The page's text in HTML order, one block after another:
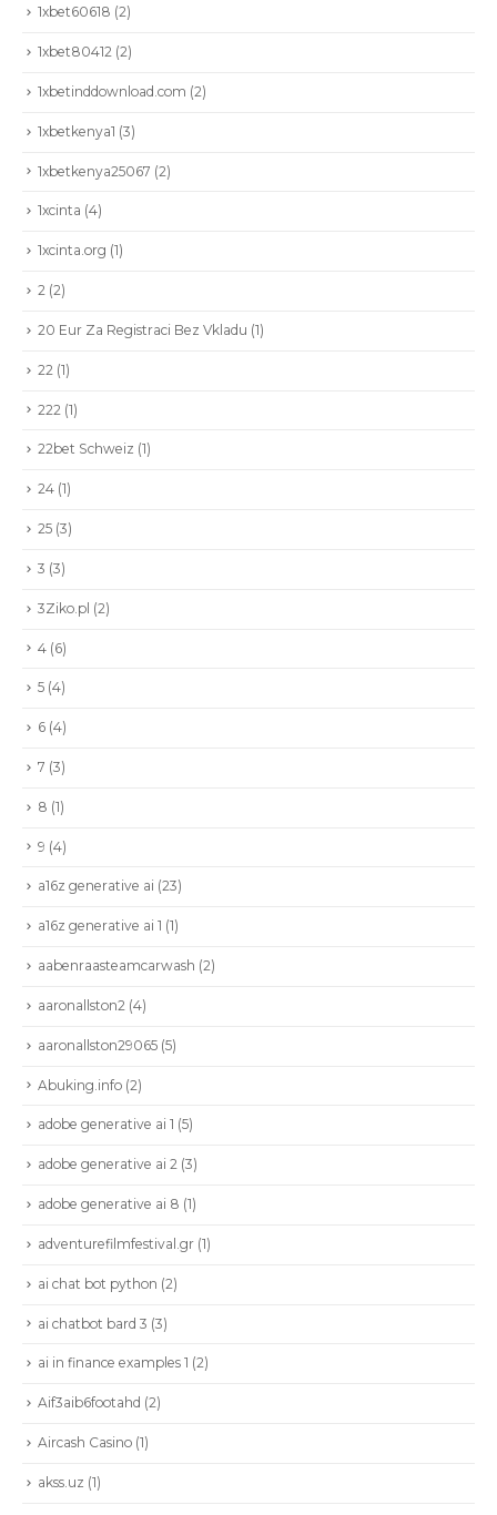
1xbet60618 (2)
1xbet80412 (2)
1xbetinddownload.com (2)
1xbetkenya1 (3)
1xbetkenya25067 (2)
1xcinta (4)
1xcinta.org (1)
2 (2)
20 Eur Za Registraci Bez Vkladu (1)
22 (1)
222 (1)
22bet Schweiz (1)
24 (1)
25 (3)
3 (3)
3Ziko.pl (2)
4 (6)
5 (4)
6 (4)
7 (3)
8 (1)
9 (4)
a16z generative ai (23)
a16z generative ai 1 (1)
aabenraasteamcarwash (2)
aaronallston2 (4)
aaronallston29065 (5)
Abuking.info (2)
adobe generative ai 1 (5)
adobe generative ai 2 (3)
adobe generative ai 8 (1)
adventurefilmfestival.gr (1)
ai chat bot python (2)
ai chatbot bard 3 (3)
ai in finance examples 1 (2)
Aif3aib6footahd (2)
Aircash Casino (1)
akss.uz (1)